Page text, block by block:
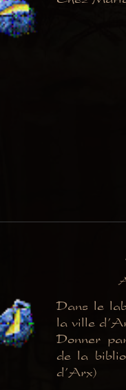
Dans le
la ville
Donner
de la
d'Arx)